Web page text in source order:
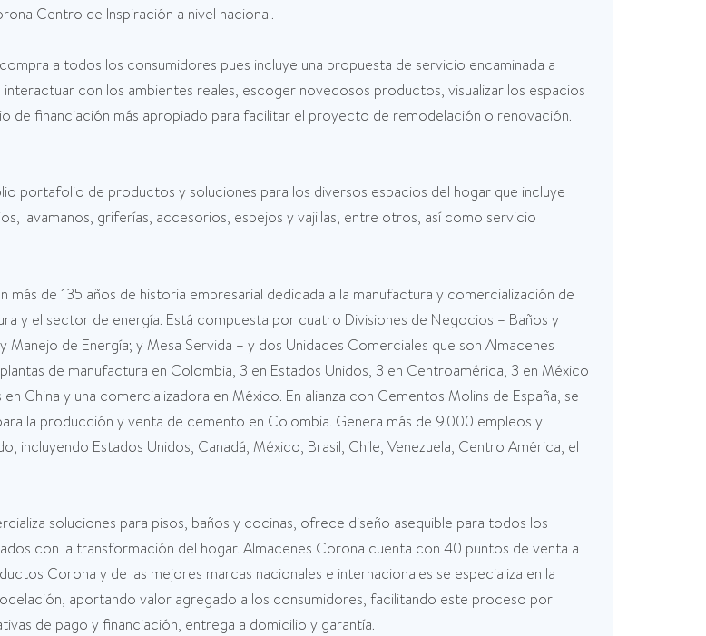
Centro de Inspiración a nivel nacional.
a todos los consumidores pues incluye una propuesta de servicio encaminada a
con los ambientes reales, escoger novedosos productos, visualizar los espacios
de financiación más apropiado para facilitar el proyecto de remodelación o renovación.
portafolio de productos y soluciones para los diversos espacios del hogar que incluye
lavamanos, griferías, accesorios, espejos y vajillas, entre otros, así como servicio
más de 135 años de historia empresarial dedicada a la manufactura y comercialización de
y el sector de energía. Está compuesta por cuatro Divisiones de Negocios – Baños y
de Energía; y Mesa Servida – y dos Unidades Comerciales que son Almacenes
de manufactura en Colombia, 3 en Estados Unidos, 3 en Centroamérica, 3 en México
China y una comercializadora en México. En alianza con Cementos Molins de España, se
la producción y venta de cemento en Colombia. Genera más de 9.000 empleos y
Estados Unidos, Canadá, México, Brasil, Chile, Venezuela, Centro América, el
soluciones para pisos, baños y cocinas, ofrece diseño asequible para todos los
con la transformación del hogar. Almacenes Corona cuenta con 40 puntos de venta a
Corona y de las mejores marcas nacionales e internacionales se especializa en la
aportando valor agregado a los consumidores, facilitando este proceso por
de pago y financiación, entrega a domicilio y garantía.